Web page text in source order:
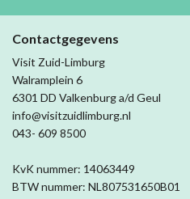
Contactgegevens
Visit Zuid-Limburg
Walramplein 6
6301 DD Valkenburg a/d Geul
info@visitzuidlimburg.nl
043- 609 8500
KvK nummer: 14063449
BTW nummer: NL807531650B01